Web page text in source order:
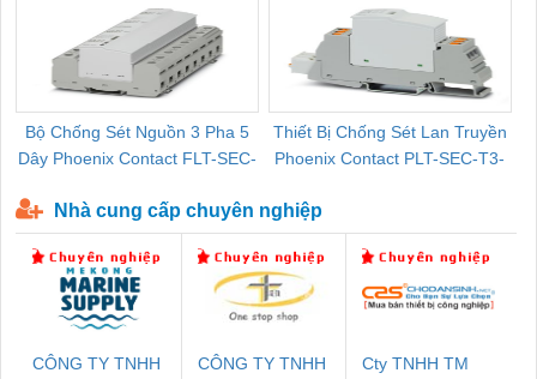
Bộ Chống Sét Nguồn 3 Pha 5
Dây Phoenix Contact FLT-SEC-
Thiết Bị Chống Sét Lan Truyền
Phoenix Contact PLT-SEC-T3-
Nhà cung cấp chuyên nghiệp
CÔNG TY TNHH
CÔNG TY TNHH
Cty TNHH TM